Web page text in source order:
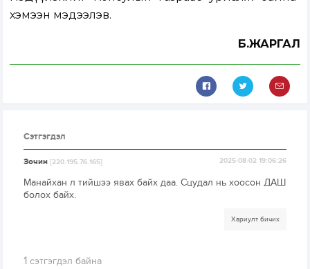
хэмээн мэдээлэв.
Б.ЖАРГАЛ
Сэтгэгдэл
Зочин[220.195.76.165] 2025-08-02 19:06:26
Манайхан л тийшээ явах байх даа. Сцудал нь хоосон ДАШ
болох байх.
Хариулт бичих
1 сэтгэгдэл байна